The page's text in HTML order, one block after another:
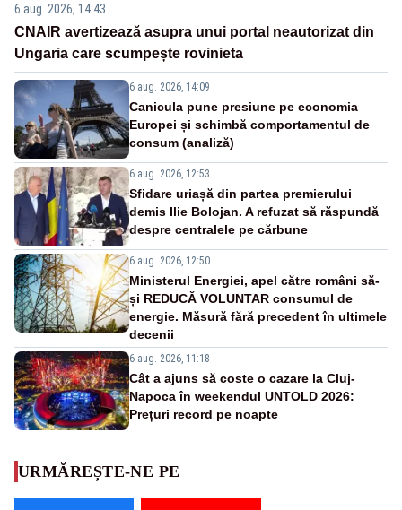
6 aug. 2026, 14:43
CNAIR avertizează asupra unui portal neautorizat din
Ungaria care scumpește rovinieta
6 aug. 2026, 14:09
Canicula pune presiune pe economia
Europei și schimbă comportamentul de
consum (analiză)
6 aug. 2026, 12:53
Sfidare uriașă din partea premierului
demis Ilie Bolojan. A refuzat să răspundă
despre centralele pe cărbune
6 aug. 2026, 12:50
Ministerul Energiei, apel către români să-
și REDUCĂ VOLUNTAR consumul de
energie. Măsură fără precedent în ultimele
decenii
6 aug. 2026, 11:18
Cât a ajuns să coste o cazare la Cluj-
Napoca în weekendul UNTOLD 2026:
Prețuri record pe noapte
URMĂREȘTE-NE PE